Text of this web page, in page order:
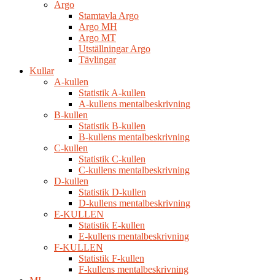
Argo
Stamtavla Argo
Argo MH
Argo MT
Utställningar Argo
Tävlingar
Kullar
A-kullen
Statistik A-kullen
A-kullens mentalbeskrivning
B-kullen
Statistik B-kullen
B-kullens mentalbeskrivning
C-kullen
Statistik C-kullen
C-kullens mentalbeskrivning
D-kullen
Statistik D-kullen
D-kullens mentalbeskrivning
E-KULLEN
Statistik E-kullen
E-kullens mentalbeskrivning
F-KULLEN
Statistik F-kullen
F-kullens mentalbeskrivning